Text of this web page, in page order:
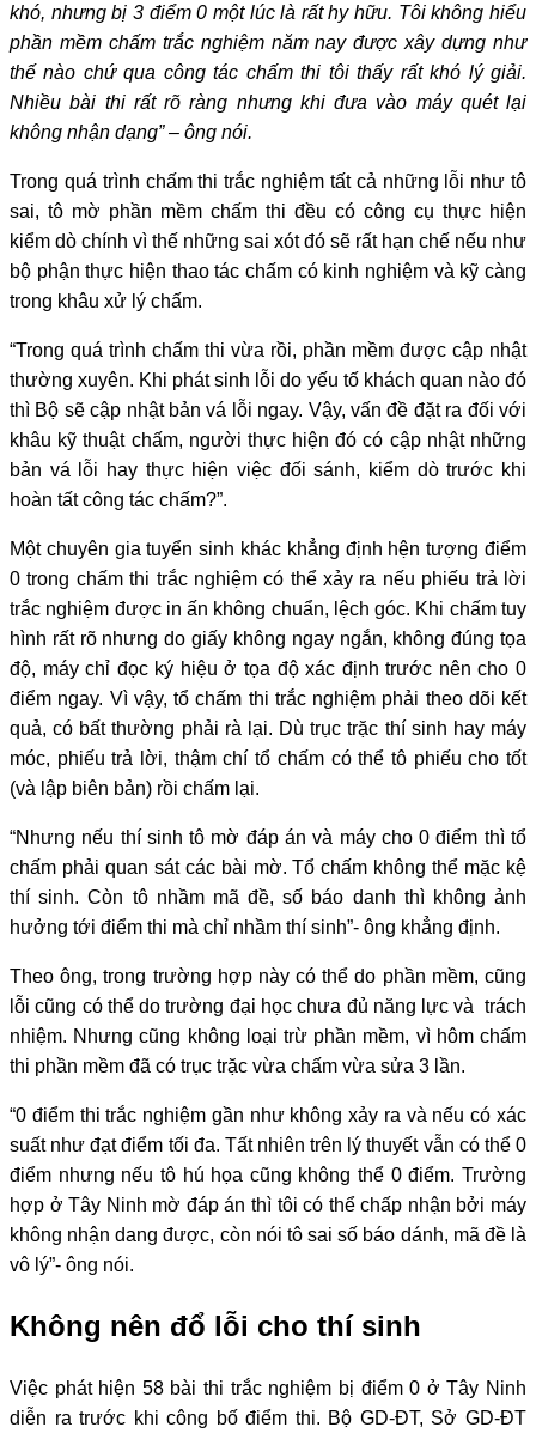
khó, nhưng bị 3 điểm 0 một lúc là rất hy hữu. Tôi không hiểu
phần mềm chấm trắc nghiệm năm nay được xây dựng như
thế nào chứ qua công tác chấm thi tôi thấy rất khó lý giải.
Nhiều bài thi rất rõ ràng nhưng khi đưa vào máy quét lại
không nhận dạng” – ông nói.
Trong quá trình chấm thi trắc nghiệm tất cả những lỗi như tô
sai, tô mờ phần mềm chấm thi đều có công cụ thực hiện
kiểm dò chính vì thế những sai xót đó sẽ rất hạn chế nếu như
bộ phận thực hiện thao tác chấm có kinh nghiệm và kỹ càng
trong khâu xử lý chấm.
“Trong quá trình chấm thi vừa rồi, phần mềm được cập nhật
thường xuyên. Khi phát sinh lỗi do yếu tố khách quan nào đó
thì Bộ sẽ cập nhật bản vá lỗi ngay. Vậy, vấn đề đặt ra đối với
khâu kỹ thuật chấm, người thực hiện đó có cập nhật những
bản vá lỗi hay thực hiện việc đối sánh, kiểm dò trước khi
hoàn tất công tác chấm?”.
Một chuyên gia tuyển sinh khác khẳng định hện tượng điểm
0 trong chấm thi trắc nghiệm có thể xảy ra nếu phiếu trả lời
trắc nghiệm được in ấn không chuẩn, lệch góc. Khi chấm tuy
hình rất rõ nhưng do giấy không ngay ngắn, không đúng tọa
độ, máy chỉ đọc ký hiệu ở tọa độ xác định trước nên cho 0
điểm ngay. Vì vậy, tổ chấm thi trắc nghiệm phải theo dõi kết
quả, có bất thường phải rà lại. Dù trục trặc thí sinh hay máy
móc, phiếu trả lời, thậm chí tổ chấm có thể tô phiếu cho tốt
(và lập biên bản) rồi chấm lại.
“Nhưng nếu thí sinh tô mờ đáp án và máy cho 0 điểm thì tổ
chấm phải quan sát các bài mờ. Tổ chấm không thể mặc kệ
thí sinh. Còn tô nhầm mã đề, số báo danh thì không ảnh
hưởng tới điểm thi mà chỉ nhầm thí sinh”- ông khẳng định.
Theo ông, trong trường hợp này có thể do phần mềm, cũng
lỗi cũng có thể do trường đại học chưa đủ năng lực và trách
nhiệm. Nhưng cũng không loại trừ phần mềm, vì hôm chấm
thi phần mềm đã có trục trặc vừa chấm vừa sửa 3 lần.
“0 điểm thi trắc nghiệm gần như không xảy ra và nếu có xác
suất như đạt điểm tối đa. Tất nhiên trên lý thuyết vẫn có thể 0
điểm nhưng nếu tô hú họa cũng không thể 0 điểm. Trường
hợp ở Tây Ninh mờ đáp án thì tôi có thể chấp nhận bởi máy
không nhận dang được, còn nói tô sai số báo dánh, mã đề là
vô lý”- ông nói.
Không nên đổ lỗi cho thí sinh
Việc phát hiện 58 bài thi trắc nghiệm bị điểm 0 ở Tây Ninh
diễn ra trước khi công bố điểm thi. Bộ GD-ĐT, Sở GD-ĐT